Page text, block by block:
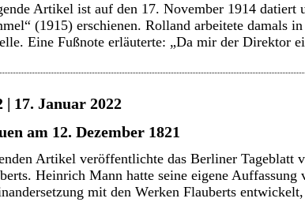
Artikel ist auf den 17. November 1914 datiert
(1915) erschienen. Rolland arbeitete damals
Eine Fußnote erläuterte: „Da mir der Direktor
17. Januar 2022
am 12. Dezember 1821
Artikel veröffentlichte das Berliner Tageblatt
Heinrich Mann hatte seine eigene
mit den Werken Flauberts